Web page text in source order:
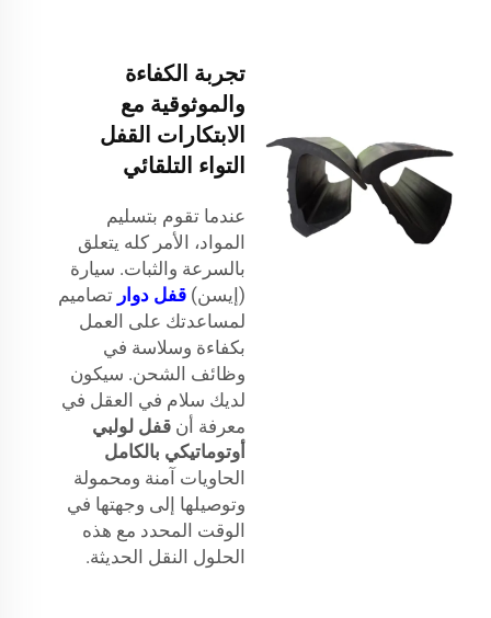
تجربة الكفاءة
والموثوقية مع
الابتكارات القفل
التواء التلقائي
عندما تقوم بتسليم
المواد، الأمر كله يتعلق
بالسرعة والثبات. سيارة
(إيسن) قفل دوار تصاميم
لمساعدتك على العمل
بكفاءة وسلاسة في
وظائف الشحن. سيكون
لديك سلام في العقل في
معرفة أن قفل لولبي
أوتوماتيكي بالكامل
الحاويات آمنة ومحمولة
وتوصيلها إلى وجهتها في
الوقت المحدد مع هذه
الحلول النقل الحديثة.